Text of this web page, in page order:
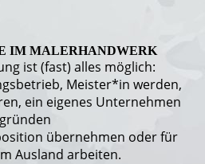
IM MALERHANDWERK
ist (fast) alles möglich:
Meister*in werden,
ein eigenes Unternehmen
gründen
übernehmen oder für
Ausland arbeiten.